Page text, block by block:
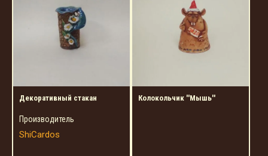
Декоративный стакан
Производитель
ShiCardos
Колокольчик ''Мышь''